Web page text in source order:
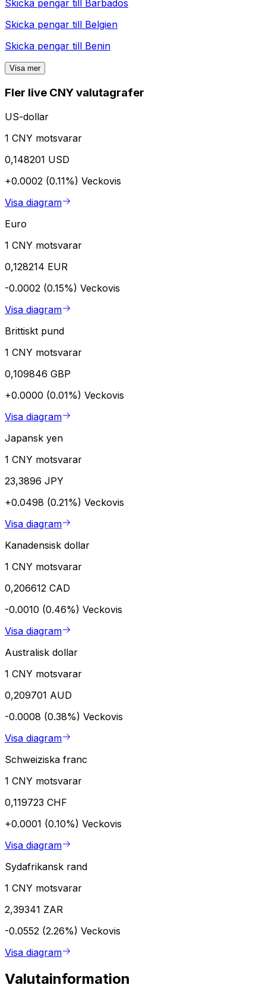
Skicka pengar till
Barbados
Skicka pengar till Belgien
Skicka pengar till Benin
Visa mer
Fler live CNY valutagrafer
US-dollar
1 CNY motsvarar
0,148201 USD
+0.0002 (0.11%) Veckovis
Visa diagram
Euro
1 CNY motsvarar
0,128214 EUR
-0.0002 (0.15%) Veckovis
Visa diagram
Brittiskt pund
1 CNY motsvarar
0,109846 GBP
+0.0000 (0.01%) Veckovis
Visa diagram
Japansk yen
1 CNY motsvarar
23,3896 JPY
+0.0498 (0.21%) Veckovis
Visa diagram
Kanadensisk dollar
1 CNY motsvarar
0,206612 CAD
-0.0010 (0.46%) Veckovis
Visa diagram
Australisk dollar
1 CNY motsvarar
0,209701 AUD
-0.0008 (0.38%) Veckovis
Visa diagram
Schweiziska franc
1 CNY motsvarar
0,119723 CHF
+0.0001 (0.10%) Veckovis
Visa diagram
Sydafrikansk rand
1 CNY motsvarar
2,39341 ZAR
-0.0552 (2.26%) Veckovis
Visa diagram
Valutainformation